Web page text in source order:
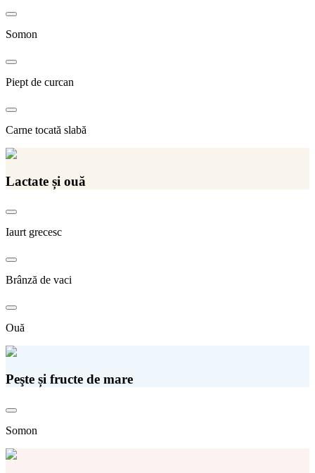
Somon
Piept de curcan
Carne tocată slabă
Lactate și ouă
Iaurt grecesc
Brânză de vaci
Ouă
Peşte și fructe de mare
Somon